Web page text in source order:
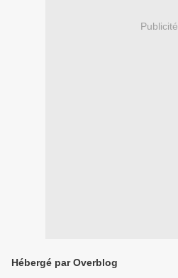
Publicité
Hébergé par Overblog